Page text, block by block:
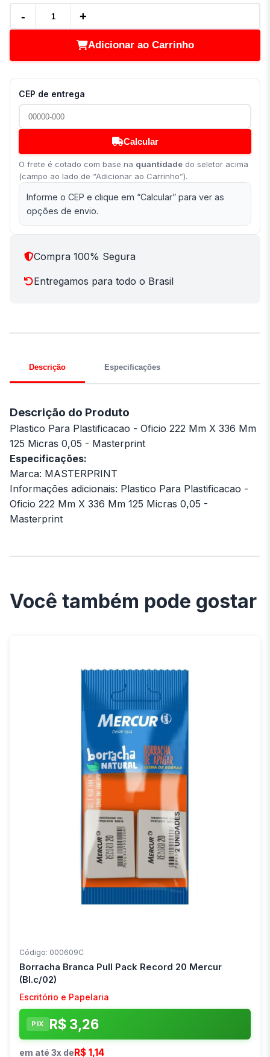
- +
Adicionar ao Carrinho
CEP de entrega
Calcular
O frete é cotado com base na quantidade do seletor acima
(campo ao lado de “Adicionar ao Carrinho”).
Informe o CEP e clique em “Calcular” para ver as
opções de envio.
Compra 100% Segura
Entregamos para todo o Brasil
Descrição Especificações
Descrição do Produto
Plastico Para Plastificacao - Oficio 222 Mm X 336 Mm
125 Micras 0,05 - Masterprint
Especificações:
Marca: MASTERPRINT
Informações adicionais: Plastico Para Plastificacao -
Oficio 222 Mm X 336 Mm 125 Micras 0,05 -
Masterprint
Você também pode gostar
Código: 000609C
Borracha Branca Pull Pack Record 20 Mercur
(Bl.c/02)
Escritório e Papelaria
PIX R$ 3,26
em até 3x deR$ 1,14